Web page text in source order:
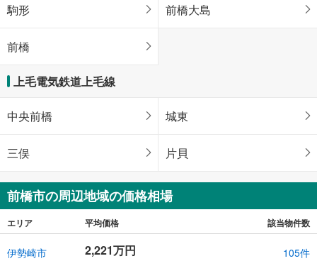
駒形 前橋大島
前橋
上毛電気鉄道上毛線
中央前橋 城東
三俣 片貝
前橋市の周辺地域の価格相場
エリア 平均価格 該当物件数
伊勢崎市 2,221万円 105件